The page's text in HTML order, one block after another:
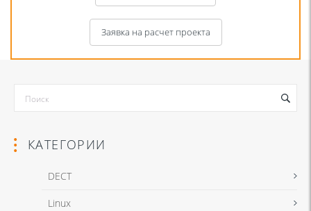
Заявка на расчет проекта
КАТЕГОРИИ
DECT
Linux